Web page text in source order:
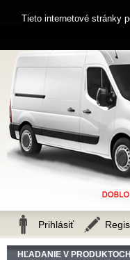
HĽADANIE V PRODUKTOCH
Zákaznícka linka 0914
Prihlásiť
Tieto internetové stránky